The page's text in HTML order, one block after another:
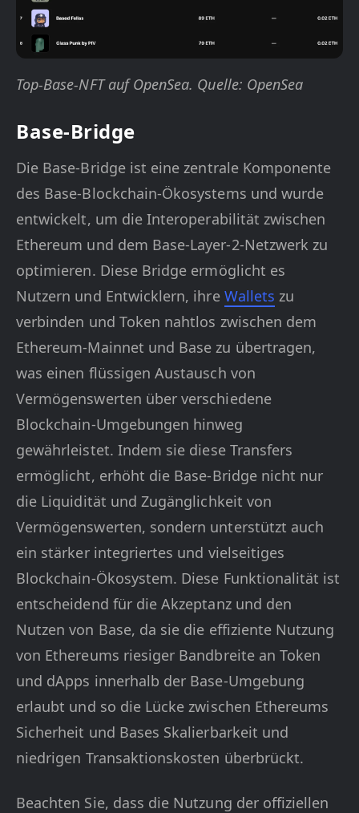
Top-Base-NFT auf OpenSea. Quelle: OpenSea
Base-Bridge
Die Base-Bridge ist eine zentrale Komponente
des Base-Blockchain-Ökosystems und wurde
entwickelt, um die Interoperabilität zwischen
Ethereum und dem Base-Layer-2-Netzwerk zu
optimieren. Diese Bridge ermöglicht es
Nutzern und Entwicklern, ihre Wallets zu
verbinden und Token nahtlos zwischen dem
Ethereum-Mainnet und Base zu übertragen,
was einen flüssigen Austausch von
Vermögenswerten über verschiedene
Blockchain-Umgebungen hinweg
gewährleistet. Indem sie diese Transfers
ermöglicht, erhöht die Base-Bridge nicht nur
die Liquidität und Zugänglichkeit von
Vermögenswerten, sondern unterstützt auch
ein stärker integriertes und vielseitiges
Blockchain-Ökosystem. Diese Funktionalität ist
entscheidend für die Akzeptanz und den
Nutzen von Base, da sie die effiziente Nutzung
von Ethereums riesiger Bandbreite an Token
und dApps innerhalb der Base-Umgebung
erlaubt und so die Lücke zwischen Ethereums
Sicherheit und Bases Skalierbarkeit und
niedrigen Transaktionskosten überbrückt.
Beachten Sie, dass die Nutzung der offiziellen